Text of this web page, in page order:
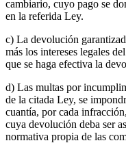
cambiario, cuyo pago se
en la referida Ley.
c) La devolución
más los intereses legales
que se haga efectiva la
d) Las multas por
de la citada Ley, se
cuantía, por cada
cuya devolución deba ser
normativa propia de las